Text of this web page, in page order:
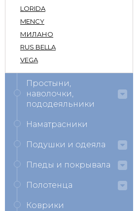
LORIDA
MENCY
МИЛАНО
RUS BELLA
VEGA
Простыни,
наволочки,
пододеяльники
Наматрасники
Подушки и одеяла
Пледы и покрывала
Полотенца
Коврики